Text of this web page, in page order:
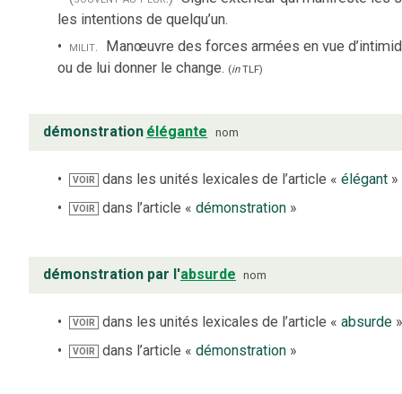
les intentions de quelqu’un.
milit. Manœuvre des forces armées en vue
ou de lui donner le change. (inTLF)
démonstration élégante nom
VOIR dans les unités lexicales de l’article «élégant »
VOIR dans l’article «démonstration »
démonstration par l'absurde nom
VOIR dans les unités lexicales de l’article «absurde
VOIR dans l’article «démonstration »